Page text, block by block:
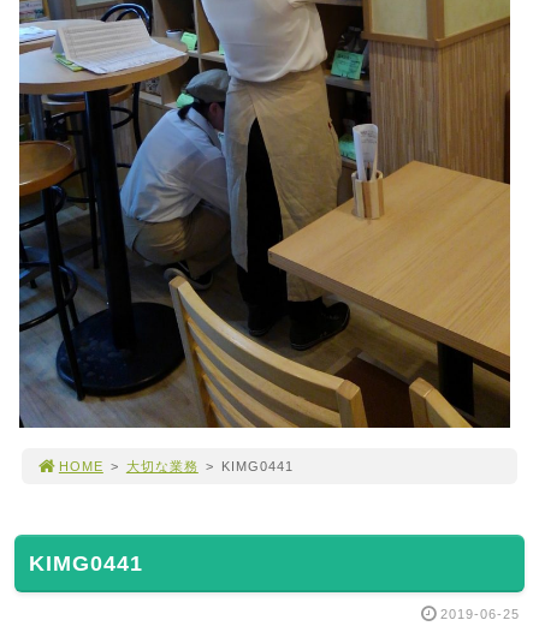
HOME > 大切な業務 > KIMG0441
KIMG0441
2019-06-25